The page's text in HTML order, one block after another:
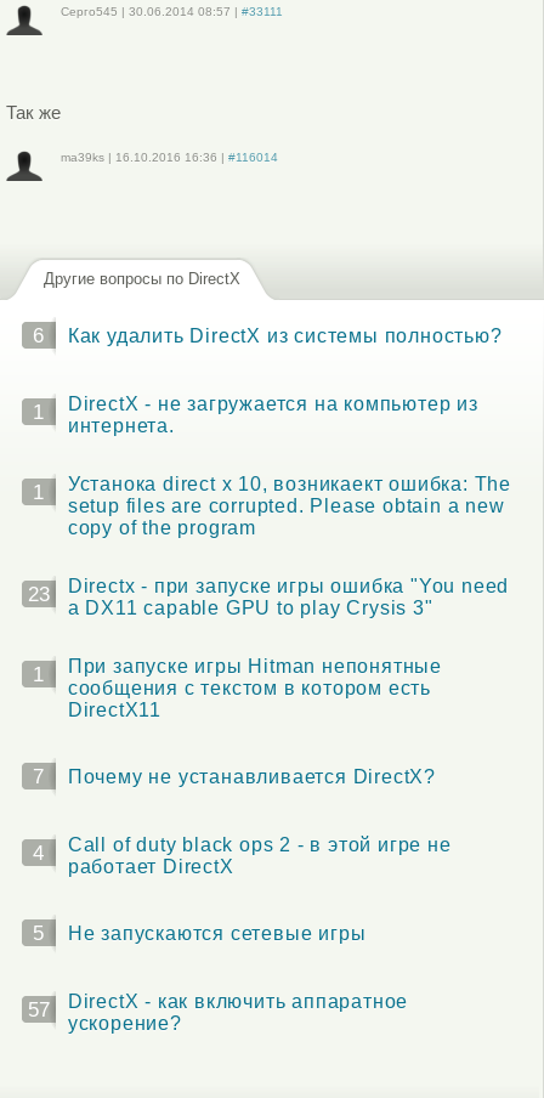
Серго545 | 30.06.2014 08:57 | #33111
Так же
ma39ks| 16.10.2016 16:36 | #116014
Другие вопросы по DirectX
6 Как удалить DirectX из системы полностью?
1
DirectX - не загружается на компьютер из
интернета.
1
Устанока direct x 10, возникаект ошибка: The
setup files are corrupted. Please obtain a new
copy of the program
23
Directx - при запуске игры ошибка "You need
a DX11 capable GPU to play Crysis 3"
1
При запуске игры Hitman непонятные
сообщения с текстом в котором есть
DirectX11
7 Почему не устанавливается DirectX?
4
Call of duty black ops 2 - в этой игре не
работает DirectX
5 Не запускаются сетевые игры
57
DirectX - как включить аппаратное
ускорение?